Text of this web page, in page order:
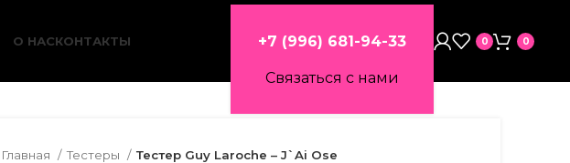
О НАСКОНТАКТЫ +7 (996) 681-94-33
Связаться с нами
0 0
Главная Тестеры Тестер Guy Laroche – J`Ai Ose